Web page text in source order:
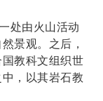
处由火山活动
景观。之后，
教科文组织世
，以其岩石教